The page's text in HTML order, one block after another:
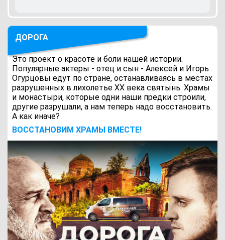
ДОРОГА
Это проект о красоте и боли нашей истории.
Популярные актеры - отец и сын - Алексей и Игорь
Огурцовы едут по стране, останавливаясь в местах
разрушенных в лихолетье ХХ века святынь. Храмы
и монастыри, которые одни наши предки строили,
другие разрушали, а нам теперь надо восстановить.
А как иначе?
ВОCСТАНОВИМ ХРАМЫ ВМЕСТЕ!